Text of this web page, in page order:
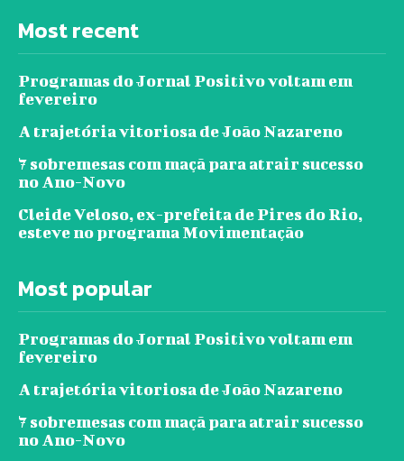
Most recent
Programas do Jornal Positivo voltam em
fevereiro
A trajetória vitoriosa de João Nazareno
7 sobremesas com maçã para atrair sucesso
no Ano-Novo
Cleide Veloso, ex-prefeita de Pires do Rio,
esteve no programa Movimentação
Most popular
Programas do Jornal Positivo voltam em
fevereiro
A trajetória vitoriosa de João Nazareno
7 sobremesas com maçã para atrair sucesso
no Ano-Novo